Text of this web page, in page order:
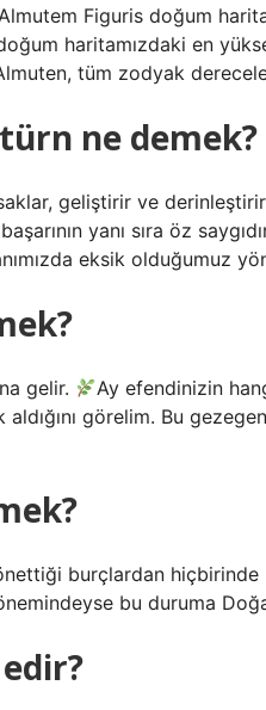
Figuris doğum
doğum haritamızdaki en
tüm zodyak
ne demek?
geliştirir ve
yanı sıra öz
eksik olduğumuz
gelir.
Ay efendinizin
görelim. Bu
burçlardan
bu duruma